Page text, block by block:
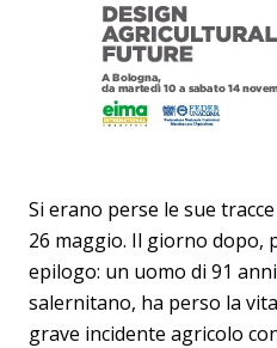
Si erano perse le sue
26 maggio. Il giorno
epilogo: un uomo di 91
salernitano, ha perso la
grave incidente agricolo